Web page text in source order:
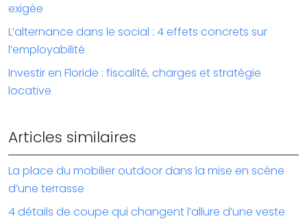
exigée
L’alternance dans le social : 4 effets concrets sur
l’employabilité
Investir en Floride : fiscalité, charges et stratégie
locative
Articles similaires
La place du mobilier outdoor dans la mise en scène
d’une terrasse
4 détails de coupe qui changent l’allure d’une veste